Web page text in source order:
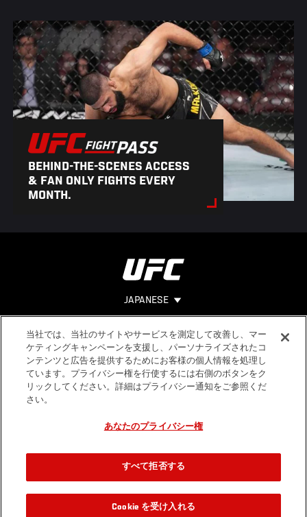
BEHIND-THE-SCENES ACCESS
& FAN ONLY FIGHTS EVERY
MONTH.
JAPANESE
Footer ヘルプ
法的事項
利用規約
個人情報保
当社では、当社のサイトやサービスを測定して改善し、マー
ケティングキャンペーンを支援し、パーソナライズされたコ
ンテンツと広告を提供するためにお客様の個人情報を処理し
ています。プライバシー権を行使するには右側のボタンをク
リックしてください。詳細はプライバシー通知をご参照くだ
さい。
あなたのプライバシー権
すべて拒否する
Cookie を受け入れる